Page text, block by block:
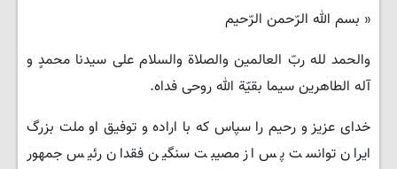
« بسم الله الرّحمن الرّحیم
والحمد لله ربّ العالمین والصلاة والسلام علی سیدنا محمدٍ و
آله الطاهرین سیما بقیّة الله روحی فداه.
خدای عزیز و رحیم را سپاس که با اراده و توفیق او ملت بزرگ
ایران توانست پس از مصیبت سنگین فقدان رئیس جمهور